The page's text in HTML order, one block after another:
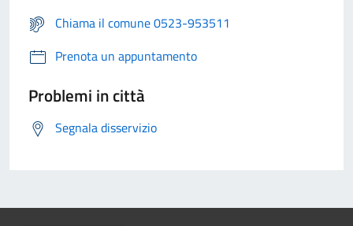
Chiama il comune 0523-953511
Prenota un appuntamento
Problemi in città
Segnala disservizio